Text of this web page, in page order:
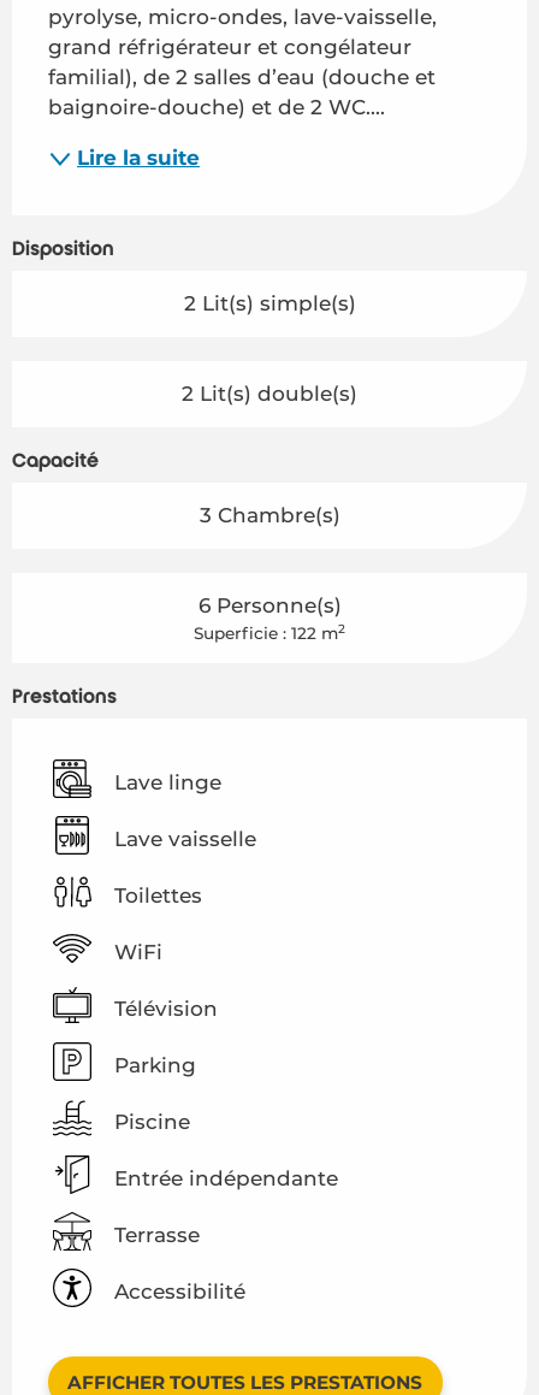
pyrolyse, micro-ondes, lave-vaisselle,
grand réfrigérateur et congélateur
familial), de 2 salles d’eau (douche et
baignoire-douche) et de 2 WC....
Lire la suite
Disposition
2 Lit(s) simple(s)
2 Lit(s) double(s)
Capacité
3 Chambre(s)
6 Personne(s)
Superficie : 122 m2
Prestations
Lave linge
Lave vaisselle
Toilettes
WiFi
Télévision
Parking
Piscine
Entrée indépendante
Terrasse
Accessibilité
AFFICHER TOUTES LES PRESTATIONS